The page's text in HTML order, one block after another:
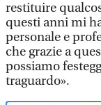
restituire
questi anni mi
personale e
che grazie a
possiamo
traguardo».